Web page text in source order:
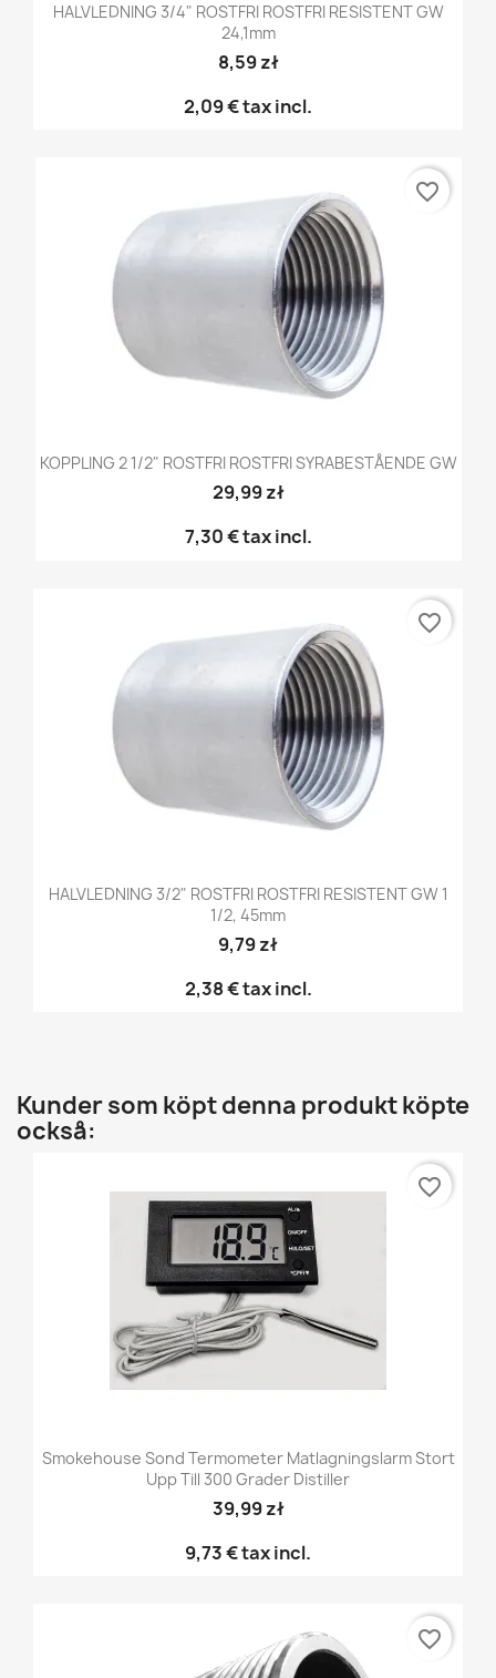
HALVLEDNING 3/4" ROSTFRI ROSTFRI RESISTENT GW
24,1mm
8,59 zł
2,09 €tax incl.
KOPPLING 2 1/2" ROSTFRI ROSTFRI SYRABESTÅENDE GW
29,99 zł
7,30 €tax incl.
favorite_border
HALVLEDNING 3/2" ROSTFRI ROSTFRI RESISTENT GW 1
1/2, 45mm
9,79 zł
2,38 €tax incl.
favorite_border
Kunder som köpt denna produkt köpte
också:
Smokehouse Sond Termometer Matlagningslarm Stort
Upp Till 300 Grader Distiller
39,99 zł
9,73 €tax incl.
favorite_border
favorite_border